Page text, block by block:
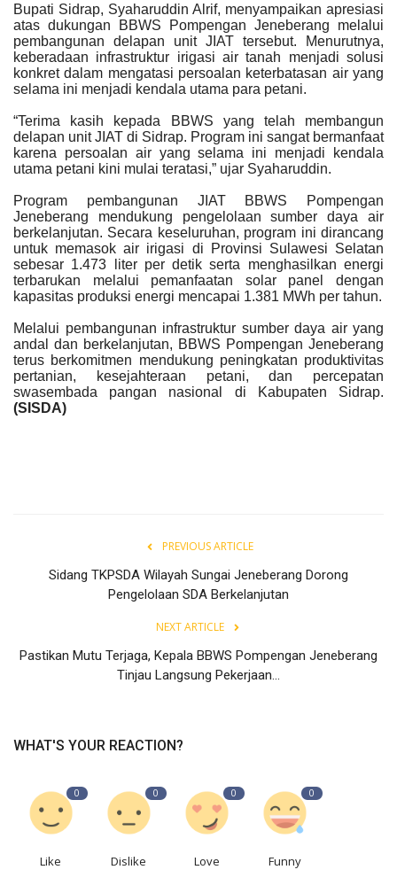
Bupati Sidrap, Syaharuddin Alrif, menyampaikan apresiasi
atas dukungan BBWS Pompengan Jeneberang melalui
pembangunan delapan unit JIAT tersebut.
Menurutnya,
keberadaan infrastruktur irigasi air tanah menjadi solusi
konkret dalam mengatasi persoalan keterbatasan air yang
selama ini menjadi kendala utama para petani.
“Terima kasih kepada BBWS yang telah membangun
delapan unit JIAT di Sidrap. Program ini sangat bermanfaat
karena persoalan air yang selama ini menjadi kendala
utama petani kini mulai teratasi,” ujar Syaharuddin.
Program pembangunan JIAT BBWS Pompengan
Jeneberang mendukung pengelolaan sumber daya air
berkelanjutan. Secara keseluruhan, program ini dirancang
untuk memasok air irigasi di Provinsi Sulawesi Selatan
sebesar 1.473 liter per detik serta menghasilkan energi
terbarukan melalui pemanfaatan solar panel dengan
kapasitas produksi energi mencapai 1.381 MWh per tahun.
Melalui pembangunan infrastruktur sumber daya air yang
andal dan berkelanjutan, BBWS Pompengan Jeneberang
terus berkomitmen mendukung peningkatan produktivitas
pertanian, kesejahteraan petani, dan percepatan
swasembada pangan nasional di Kabupaten Sidrap.
(SISDA)
PREVIOUS ARTICLE
Sidang TKPSDA Wilayah Sungai Jeneberang Dorong
Pengelolaan SDA Berkelanjutan
NEXT ARTICLE
Pastikan Mutu Terjaga, Kepala BBWS Pompengan Jeneberang
Tinjau Langsung Pekerjaan...
WHAT'S YOUR REACTION?
0
Like
0
Dislike
0
Love
0
Funny